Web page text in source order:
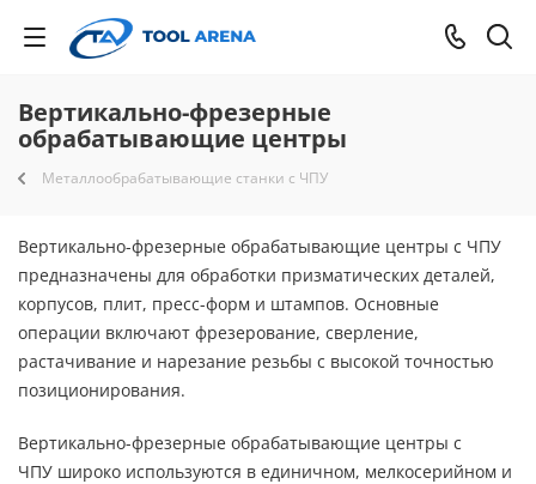
Вертикально-фрезерные
обрабатывающие центры
Металлообрабатывающие станки с ЧПУ
Вертикально-фрезерные обрабатывающие центры с ЧПУ
предназначены для обработки призматических деталей,
корпусов, плит, пресс-форм и штампов. Основные
операции включают фрезерование, сверление,
растачивание и нарезание резьбы с высокой точностью
позиционирования.
Вертикально-фрезерные обрабатывающие центры с
ЧПУ широко используются в единичном, мелкосерийном и